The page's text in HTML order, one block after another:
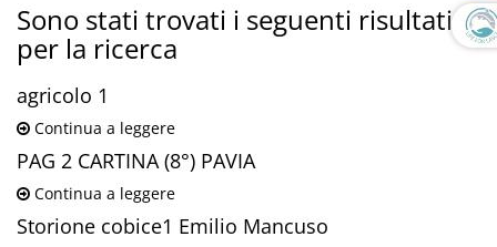
Sono stati trovati i seguenti risultati
per la ricerca
agricolo 1
Continua a leggere
PAG 2 CARTINA (8°) PAVIA
Continua a leggere
Storione cobice1 Emilio Mancuso